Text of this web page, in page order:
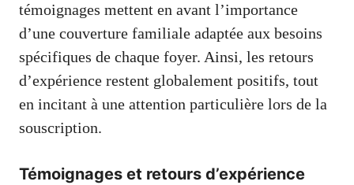
témoignages mettent en avant l’importance
d’une couverture familiale adaptée aux besoins
spécifiques de chaque foyer. Ainsi, les retours
d’expérience restent globalement positifs, tout
en incitant à une attention particulière lors de la
souscription.
Témoignages et retours d’expérience